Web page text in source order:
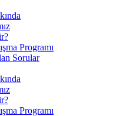
Programı
Sorular
Programı